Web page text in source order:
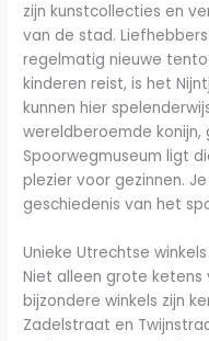
zijn kunstcollecties en
van de stad.
regelmatig nieuwe
kinderen reist, is het
kunnen hier
wereldberoemde konijn,
Spoorwegmuseum ligt
plezier voor gezinnen.
geschiedenis van het
Unieke Utrechtse
Niet alleen grote ketens
bijzondere winkels zijn
Zadelstraat en